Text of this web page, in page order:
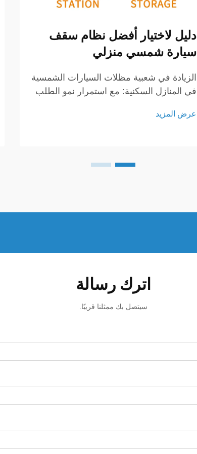
دليل لاختيار أفضل نظام سقف
سيارة شمسي منزلي
الزيادة في شعبية مظلات السيارات الشمسية
في المنازل السكنية: مع استمرار نمو الطلب
السيارات الشمسية واحدة من أكثر الطرق
عرض المزيد
اترك رسالة
سيتصل بك ممثلنا قريبًا.